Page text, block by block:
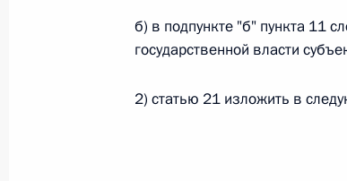
26 июля 2026 года
Федеральный закон от
б) в подпункте "б" пункта 11
государственной власти
2) статью 21 изложить в